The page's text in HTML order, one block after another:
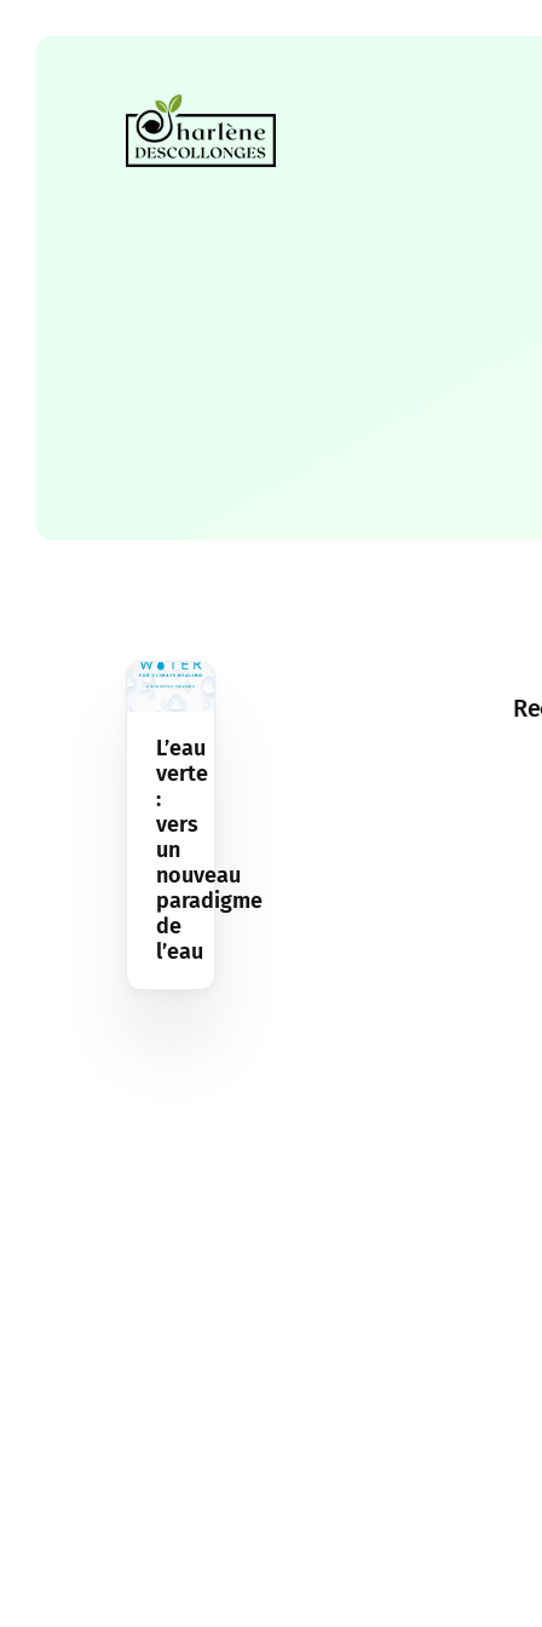
L’eau
verte
:
vers
un
nouveau
paradigme
de
l’eau